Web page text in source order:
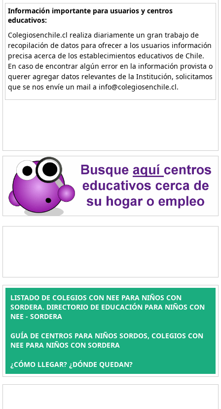
Información importante para usuarios y centros
educativos:
Colegiosenchile.cl realiza diariamente un gran trabajo de
recopilación de datos para ofrecer a los usuarios información
precisa acerca de los establecimientos educativos de Chile.
En caso de encontrar algún error en la información provista o
querer agregar datos relevantes de la Institución, solicitamos
que se nos envíe un mail a info@colegiosenchile.cl.
LISTADO DE COLEGIOS CON NEE PARA NIÑOS CON
SORDERA. DIRECTORIO DE EDUCACIÓN PARA NIÑOS CON
NEE - SORDERA
GUÍA DE CENTROS PARA NIÑOS SORDOS, COLEGIOS CON
NEE PARA NIÑOS CON SORDERA
¿CÓMO LLEGAR? ¿DÓNDE QUEDAN?